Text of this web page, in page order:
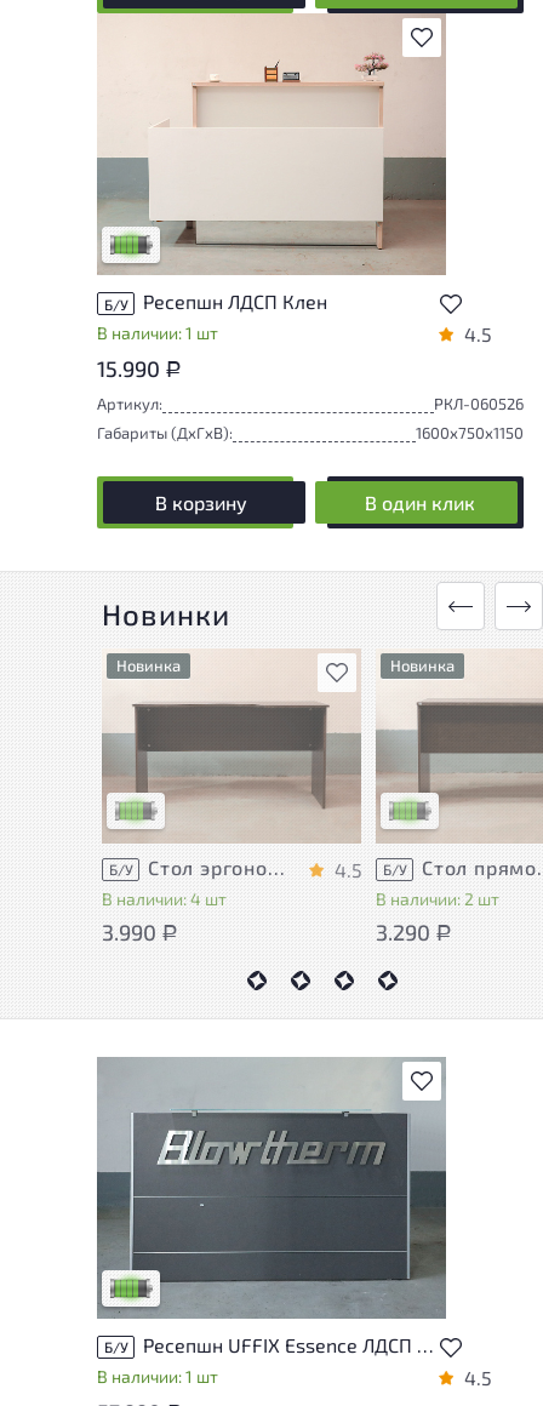
В избранное
У товара присутствуют незначительные
удобство его использования
Низкая степень износа
Б/У Ресепшн ЛДСП Клен
В наличии: 1 шт 4.5
15.990 Р
Артикул:
РКЛ-060526
Габариты (ДxГxВ):
1600x750x1150
В корзину В один клик
Новинки
В избранное
Новинка
У товара присутствуют
незначительные следы
эксплуатации, не влияющие
на удобство его
Низкая степень износа
Б/У
В наличии: 4 шт
4.5
3.990 Р
Новинка
У товара
эксплуатации, не
на удобство его
использования
Низкая степень
Б/У
В наличии: 2 шт
3.290 Р
В избранное
удобство его использования
Низкая степень износа
Б/У
В наличии: 1 шт 4.5